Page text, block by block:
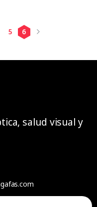
5 6
salud visual y